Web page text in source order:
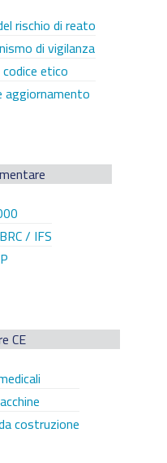
rischio di reato
di vigilanza
etico
aggiornamento
/ IFS
CE
costruzione